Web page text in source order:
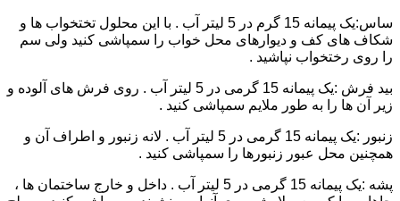
ساس:یک پیمانه 15 گرم در 5 لیتر آب . با این محلول تختخواب ها و
شکاف های کف و دیوارهای محل خواب را سمپاشی کنید ولی سم
را روی رختخواب نپاشید .
بید فرش :یک پیمانه 15 گرمی در 5 لیتر آب . روی فرش های آلوده و
زیر آن ها را به طور ملایم سمپاشی کنید .
زنبور :یک پیمانه 15 گرمی در 5 لیتر آب . لانه زنبور و اطراف آن و
همچنین محل عبور زنبورها را سمپاشی کنید .
پشه :یک پیمانه 15 گرمی در 5 لیتر آب . داخل و خارج ساختمان ها ،